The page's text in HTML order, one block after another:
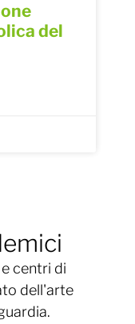
del
centri di
dell'arte